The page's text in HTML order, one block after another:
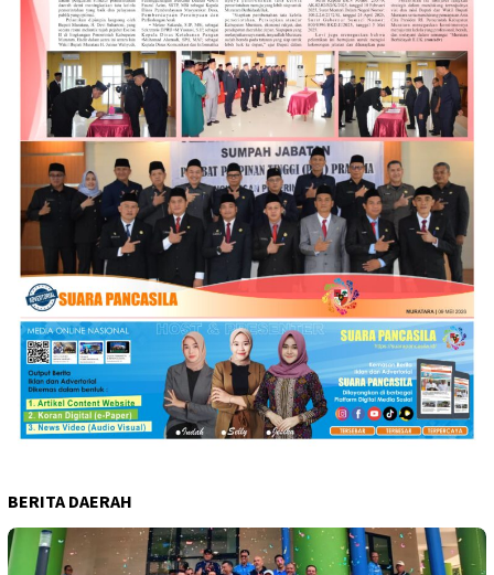
BERITA DAERAH